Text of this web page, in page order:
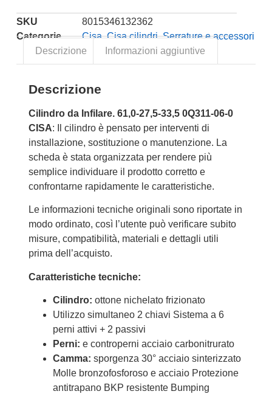
SKU
8015346132362
Categorie
Cisa,Cisa cilindri,Serrature e accessori
Descrizione
Informazioni aggiuntive
Descrizione
Cilindro da Infilare. 61,0-27,5-33,5 0Q311-06-0
CISA: Il cilindro è pensato per interventi di
installazione, sostituzione o manutenzione. La
scheda è stata organizzata per rendere più
semplice individuare il prodotto corretto e
confrontarne rapidamente le caratteristiche.
Le informazioni tecniche originali sono riportate in
modo ordinato, così l’utente può verificare subito
misure, compatibilità, materiali e dettagli utili
prima dell’acquisto.
Caratteristiche tecniche:
Cilindro: ottone nichelato frizionato
Utilizzo simultaneo 2 chiavi Sistema a 6
perni attivi + 2 passivi
Perni: e controperni acciaio carbonitrurato
Camma: sporgenza 30° acciaio sinterizzato
Molle bronzofosforoso e acciaio Protezione
antitrapano BKP resistente Bumping